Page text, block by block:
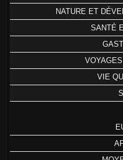
NATURE ET
SANTÉ
VIE